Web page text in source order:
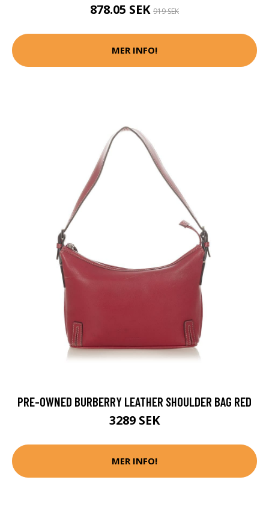
878.05 SEK 919 SEK
MER INFO!
PRE-OWNED BURBERRY LEATHER SHOULDER BAG RED
3289 SEK
MER INFO!